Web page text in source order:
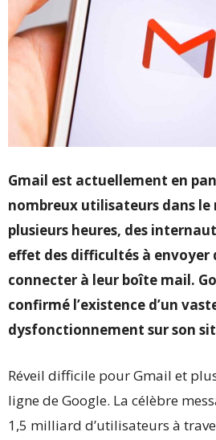
Gmail est actuellement en
nombreux utilisateurs dans le
plusieurs heures, des
effet des difficultés à envoyer
connecter à leur boîte mail.
confirmé l’existence d’un
dysfonctionnement sur son
Réveil difficile pour Gmail et
ligne de Google. La célèbre
1,5 milliard d’utilisateurs à